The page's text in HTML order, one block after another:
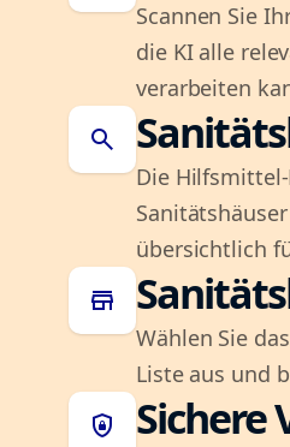
Scannen Sie
die KI alle
verarbeiten
search
Die
übersichtlich
store
Wählen Sie
Liste aus und
shield_lock Sichere